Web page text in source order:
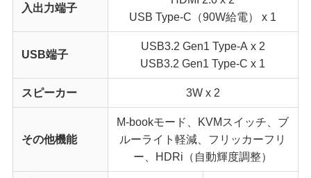
入出力端子
USB Type-C（90W給電） x 1
USB端子
USB3.2 Gen1 Type-A x 2
USB3.2 Gen1 Type-C x 1
スピーカー 3W x 2
その他機能
M-bookモード、KVMスイッチ、ブ
ルーライト軽減、フリッカーフリ
ー、HDRi（自動輝度調整）